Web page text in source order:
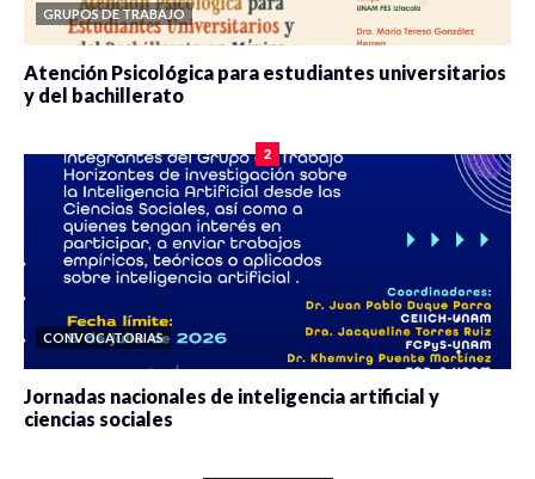
GRUPOS DE TRABAJO
Atención Psicológica para estudiantes universitarios
y del bachillerato
2
CONVOCATORIAS
Jornadas nacionales de inteligencia artificial y
ciencias sociales